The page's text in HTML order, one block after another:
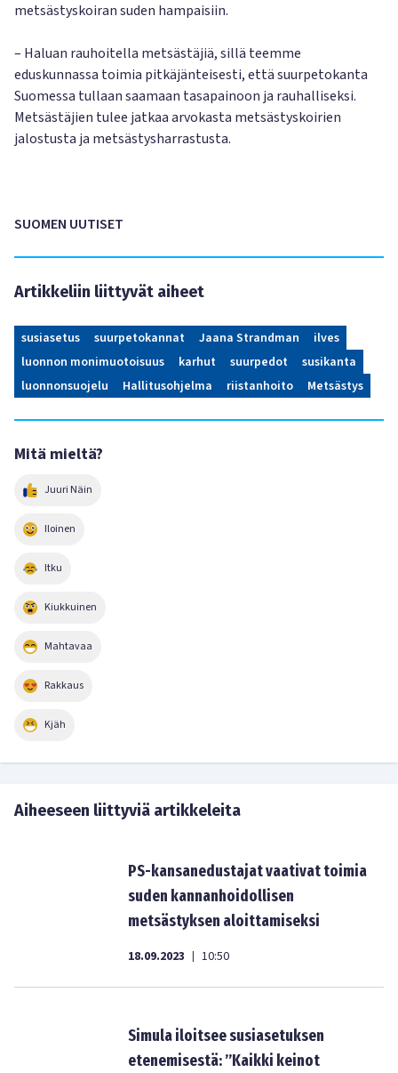
metsästyskoiran suden hampaisiin.
– Haluan rauhoitella metsästäjiä, sillä teemme
eduskunnassa toimia pitkäjänteisesti, että suurpetokanta
Suomessa tullaan saamaan tasapainoon ja rauhalliseksi.
Metsästäjien tulee jatkaa arvokasta metsästyskoirien
jalostusta ja metsästysharrastusta.
SUOMEN UUTISET
Artikkeliin liittyvät aiheet
susiasetus suurpetokannat Jaana Strandman
ilves
luonnon monimuotoisuus
karhut suurpedot
susikanta
luonnonsuojelu
Hallitusohjelma riistanhoito Metsästys
Mitä mieltä?
Juuri Näin
Iloinen
Itku
Kiukkuinen
Mahtavaa
Rakkaus
Kjäh
Aiheeseen liittyviä artikkeleita
PS-kansanedustajat vaativat toimia
suden kannanhoidollisen
metsästyksen aloittamiseksi
18.09.2023 | 10:50
Simula iloitsee susiasetuksen
etenemisestä: ”Kaikki keinot